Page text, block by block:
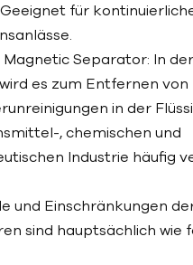
für
Magnetic Separator: In
es zum Entfernen von
in der
, chemischen und
Industrie häufig
und Einschränkungen
sind hauptsächlich wie